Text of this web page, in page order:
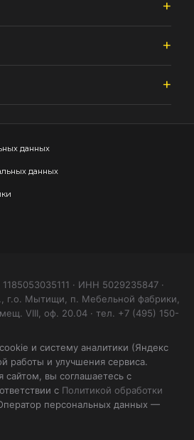
данных
данных
· ИНН 5029235847 ·
г.о. Мытищи, п. Мебельной фабрики,
VIII, оф. 20.04 · тел. +7 (495) 150-
и систему аналитики (Яндекс
работы и улучшения сервиса.
сайтом, вы соглашаетесь с
с Политикой обработки
персональных данных —